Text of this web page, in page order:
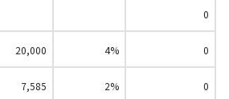
0
20,000 4% 0
7,585 2% 0